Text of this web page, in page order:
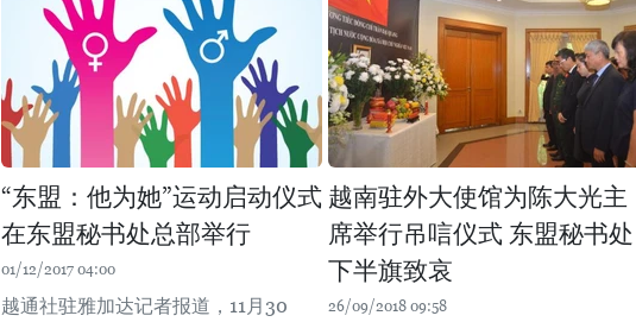
“东盟：他为她”运动启动仪式
在东盟秘书处总部举行
01/12/2017 04:00
越通社驻雅加达记者报道，11月30
越南驻外大使馆为陈大光主
席举行吊唁仪式 东盟秘书处
下半旗致哀
26/09/2018 09:58